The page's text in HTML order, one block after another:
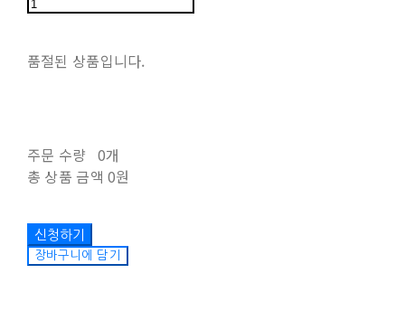
품절된 상품입니다.
주문 수량 0개
총 상품 금액 0원
장바구니에 담기